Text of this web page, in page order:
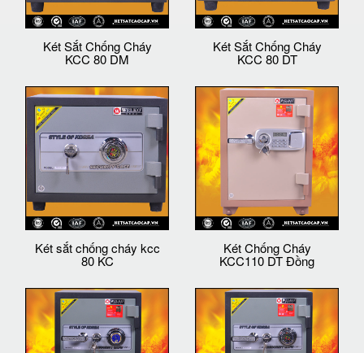
Két Sắt Chống Cháy
KCC 80 DM
Két Sắt Chống Cháy
KCC 80 DT
Két sắt chống cháy kcc
80 KC
Két Chống Cháy
KCC110 DT Đồng